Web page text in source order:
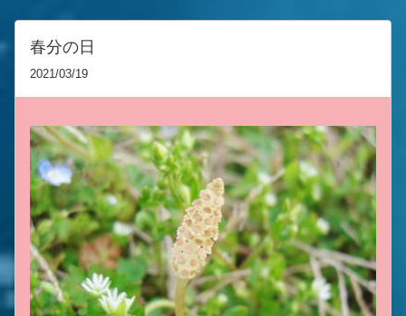
春分の日
2021/03/19